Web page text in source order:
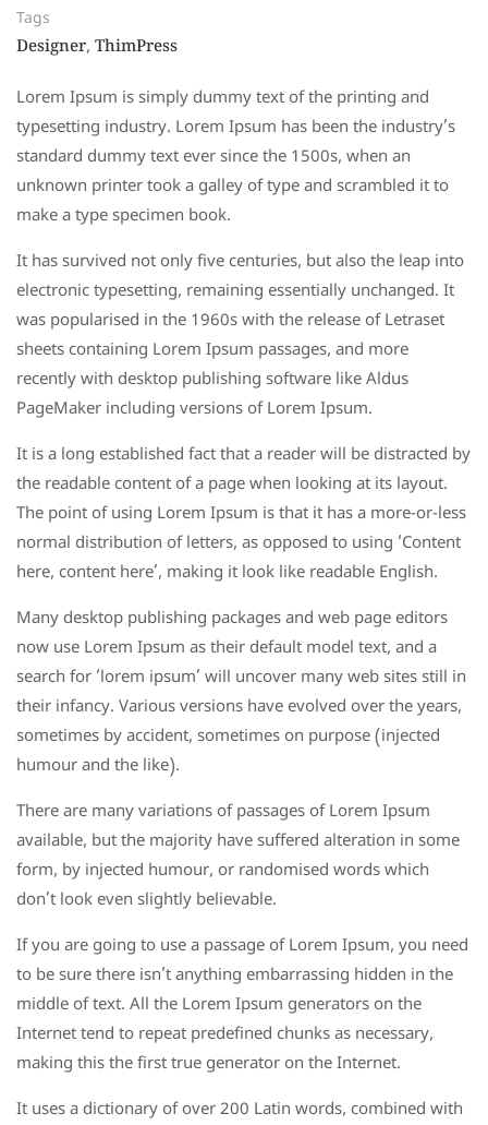
Tags
Designer, ThimPress
Lorem Ipsum is simply dummy text of the printing and
typesetting industry. Lorem Ipsum has been the industry’s
standard dummy text ever since the 1500s, when an
unknown printer took a galley of type and scrambled it to
make a type specimen book.
It has survived not only five centuries, but also the leap into
electronic typesetting, remaining essentially unchanged. It
was popularised in the 1960s with the release of Letraset
sheets containing Lorem Ipsum passages, and more
recently with desktop publishing software like Aldus
PageMaker including versions of Lorem Ipsum.
It is a long established fact that a reader will be distracted by
the readable content of a page when looking at its layout.
The point of using Lorem Ipsum is that it has a more-or-less
normal distribution of letters, as opposed to using ‘Content
here, content here’, making it look like readable English.
Many desktop publishing packages and web page editors
now use Lorem Ipsum as their default model text, and a
search for ‘lorem ipsum’ will uncover many web sites still in
their infancy. Various versions have evolved over the years,
sometimes by accident, sometimes on purpose (injected
humour and the like).
There are many variations of passages of Lorem Ipsum
available, but the majority have suffered alteration in some
form, by injected humour, or randomised words which
don’t look even slightly believable.
If you are going to use a passage of Lorem Ipsum, you need
to be sure there isn’t anything embarrassing hidden in the
middle of text. All the Lorem Ipsum generators on the
Internet tend to repeat predefined chunks as necessary,
making this the first true generator on the Internet.
It uses a dictionary of over 200 Latin words, combined with